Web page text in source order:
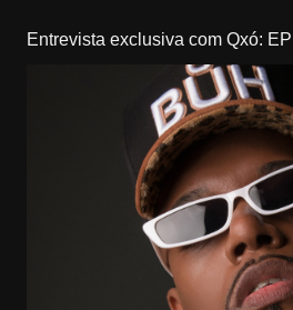
Entrevista exclusiva com Qxó: